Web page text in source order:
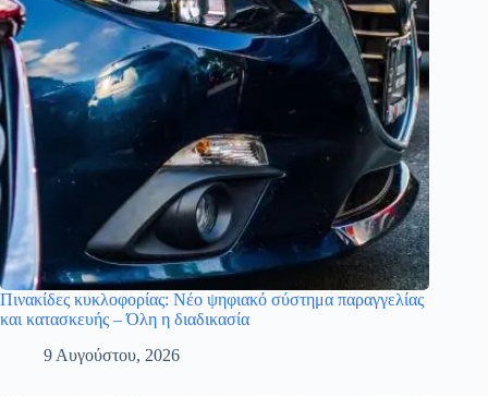
Πινακίδες κυκλοφορίας: Νέο ψηφιακό σύστημα παραγγελίας
και κατασκευής – Όλη η διαδικασία
9 Αυγούστου, 2026